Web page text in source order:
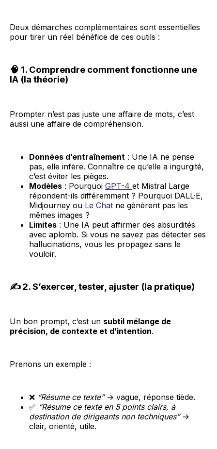
Deux démarches complémentaires sont essentielles
pour tirer un réel bénéfice de ces outils :
🧠 1. Comprendre comment fonctionne une
IA (la théorie)
Prompter n’est pas juste une affaire de mots, c’est
aussi une affaire de compréhension.
Données d’entraînement : Une IA ne pense
pas, elle infère. Connaître ce qu’elle a ingurgité,
c’est éviter les pièges.
Modèles : Pourquoi GPT-4 et Mistral Large
répondent-ils différemment ? Pourquoi DALL·E,
Midjourney ou Le Chat ne génèrent pas les
mêmes images ?
Limites : Une IA peut affirmer des absurdités
avec aplomb. Si vous ne savez pas détecter ses
hallucinations, vous les propagez sans le
vouloir.
✍️ 2. S’exercer, tester, ajuster (la pratique)
Un bon prompt, c’est un subtil mélange de
précision, de contexte et d’intention.
Prenons un exemple :
❌ “Résume ce texte”→ vague, réponse tiède.
✅ “Résume ce texte en 5 points clairs, à
destination de dirigeants non techniques”→
clair, orienté, utile.